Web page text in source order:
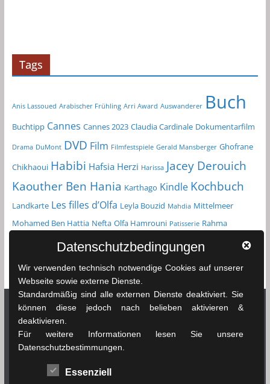
Tags
Anis Lassoued Arabischer Frühling Arri Award Auswanderer Buch
Buchtipp Cannes Cannes 2023 Claudia Cardinale Dokumentarfilm
Drama DuMont DVD Film Filmfestspiele Gerald Mansberger Ghofrane
Chikhaoui Habibi Hafsia Herzi Harissa Jacey Derouich
Kaouther Ben Hania Karthago Kindle Kochbuch
Landkarte Les filles d’Olfa Leyla Bouzid Mahdia Mittelmeer
Mohamed Ben Hattia Nefta Olfa Hamrouni Patisserie Rahma
Reiseführer Roman Sfax Spielfilm
sprachenlernen24.de Straßenkarte Taschenbuch Tozeur Tunesien
Tunis
Netzwerk Tunesienexplorer
News & Infos Tunesien - tunesienexplorer.de
Das Wetter in Tunesien - soussewetter.de
Datenschutzbedingungen
Wir verwenden technisch notwendige Cookies auf unserer
Webseite sowie externe Dienste.
Standardmäßig sind alle externen Dienste deaktiviert. Sie
können diese jedoch nach belieben aktivieren &
deaktivieren.
Für weitere Informationen lesen Sie unsere
Datenschutzbestimmungen.
Essenziell